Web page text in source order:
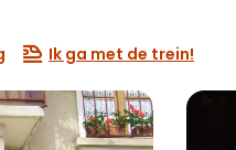
Ik ga met de trein!